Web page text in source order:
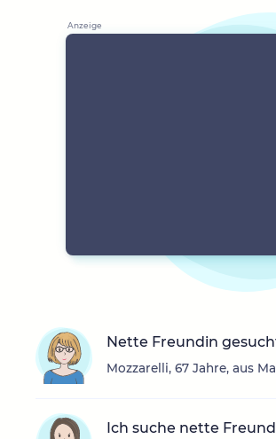
Nette Freundin
Mozzarelli, 67 Jahre, aus
Ich suche nette